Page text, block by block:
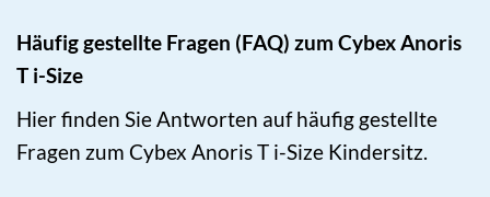
Häufig gestellte Fragen (FAQ) zum Cybex Anoris
T i-Size
Hier finden Sie Antworten auf häufig gestellte
Fragen zum Cybex Anoris T i-Size Kindersitz.